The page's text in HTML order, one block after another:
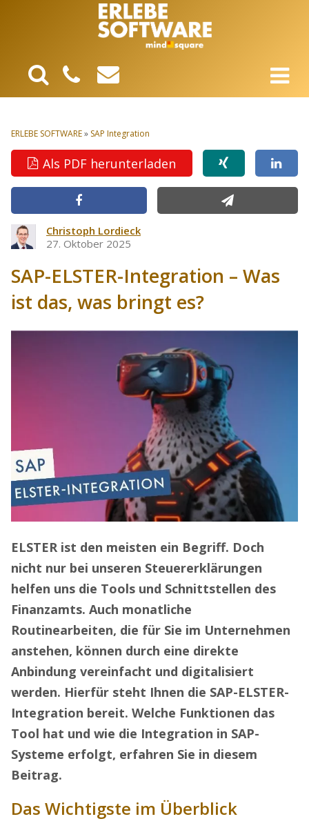
ERLEBE SOFTWARE» SAP Integration
Als PDF herunterladen
Christoph Lordieck
27. Oktober 2025
SAP-ELSTER-Integration – Was
ist das, was bringt es?
ELSTER ist den meisten ein Begriff. Doch
nicht nur bei unseren Steuererklärungen
helfen uns die Tools und Schnittstellen des
Finanzamts. Auch monatliche
Routinearbeiten, die für Sie im Unternehmen
anstehen, können durch eine direkte
Anbindung vereinfacht und digitalisiert
werden. Hierfür steht Ihnen die SAP-ELSTER-
Integration bereit. Welche Funktionen das
Tool hat und wie die Integration in SAP-
Systeme erfolgt, erfahren Sie in diesem
Beitrag.
Das Wichtigste im Überblick